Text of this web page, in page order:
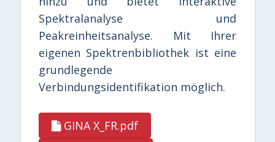
Spektralanalyse und
Peakreinheitsanalyse. Mit Ihrer
eigenen Spektrenbibliothek ist eine
grundlegende
Verbindungsidentifikation möglich.
GINA X_FR.pdf